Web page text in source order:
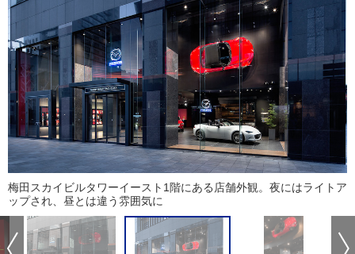
梅田スカイビルタワーイースト1階にある店舗外観。夜にはライトア
ップされ、昼とは違う雰囲気に